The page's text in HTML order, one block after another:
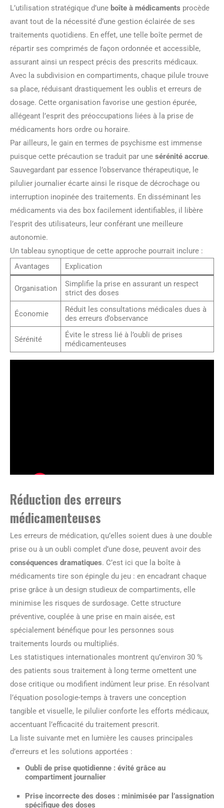
L’utilisation stratégique d’une boîte à médicaments procède
avant tout de la nécessité d’une gestion éclairée de ses
traitements quotidiens. En effet, une telle boîte permet de
répartir ses comprimés de façon ordonnée et accessible,
assurant ainsi un respect précis des prescrits médicaux.
Avec la subdivision en compartiments, chaque pilule trouve
sa place, réduisant drastiquement les oublis et erreurs de
dosage. Cette organisation favorise une gestion épurée,
allégeant l’esprit des préoccupations liées à la prise de
médicaments hors ordre ou horaire.
Par ailleurs, le gain en termes de psychisme est immense
puisque cette précaution se traduit par une sérénité accrue.
Sauvegardant par essence l’observance thérapeutique, le
pilulier journalier écarte ainsi le risque de décrochage ou
interruption inopinée des traitements. En disséminant les
médicaments via des box facilement identifiables, il libère
l’esprit des utilisateurs, leur conférant une meilleure
autonomie.
Un tableau synoptique de cette approche pourrait inclure :
Avantages
Explication
Organisation
Simplifie la prise en assurant un respect
strict des doses
Économie
Réduit les consultations médicales dues à
des erreurs d’observance
Sérénité
Évite le stress lié à l’oubli de prises
médicamenteuses
Réduction des erreurs
médicamenteuses
Les erreurs de médication, qu’elles soient dues à une double
prise ou à un oubli complet d’une dose, peuvent avoir des
conséquences dramatiques. C’est ici que la boîte à
médicaments tire son épingle du jeu : en encadrant chaque
prise grâce à un design studieux de compartiments, elle
minimise les risques de surdosage. Cette structure
préventive, couplée à une prise en main aisée, est
spécialement bénéfique pour les personnes sous
traitements lourds ou multipliés.
Les statistiques internationales montrent qu’environ 30 %
des patients sous traitement à long terme omettent une
dose critique ou modifient indûment leur prise. En résolvant
l’équation posologie-temps à travers une conception
tangible et visuelle, le pilulier conforte les efforts médicaux,
accentuant l’efficacité du traitement prescrit.
La liste suivante met en lumière les causes principales
d’erreurs et les solutions apportées :
Oubli de prise quotidienne : évité grâce au
compartiment journalier
Prise incorrecte des doses : minimisée par l’assignation
spécifique des doses